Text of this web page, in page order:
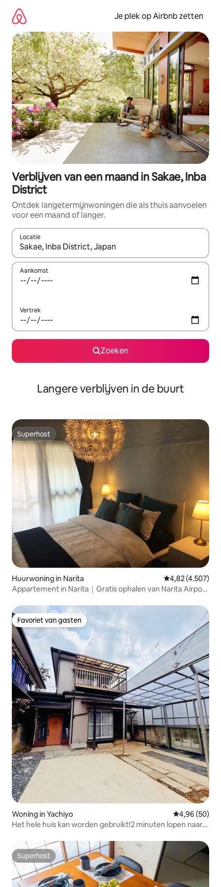
direct
naar
inhoud
Je plek op Airbnb zetten
Verblijven van een maand in Sakae, Inba
District
Ontdek langetermijnwoningen die als thuis aanvoelen
voor een maand of langer.
Locatie
Wanneer er resultaten beschikbaar zijn, maak je een keuze
Aankomst
Vertrek
Zoeken
Langere verblijven in de buurt
Superhost
Superhost
Huurwoning in Narita Gemiddelde
4,82 (4.507)
Appartement in Narita｜Gratis ophalen van Narita Airport
Station)
Favoriet van gasten
Favoriet van gasten
Woning in Yachiyo Gemiddelde
4,96 (50)
Het hele huis kan worden gebruikt!2 minuten lopen naar
parkeren!Bezienswaardigheden in Tokio en Disney
Superhost
Superhost